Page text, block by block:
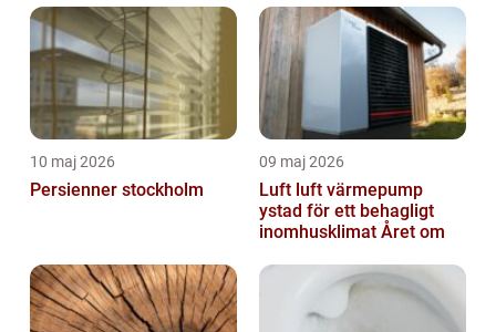
10 maj 2026
Persienner stockholm
09 maj 2026
Luft luft värmepump
ystad för ett behagligt
inomhusklimat Året om